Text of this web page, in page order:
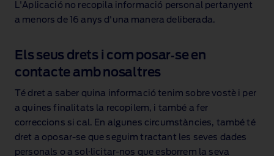
L'Aplicació no recopila informació personal pertanyent
a menors de 16 anys d'una manera deliberada.
Els seus drets i com posar‑se en
contacte amb nosaltres
Té dret a saber quina informació tenim sobre vostè i per
a quines finalitats la recopilem, i també a fer
correccions si cal. En algunes circumstàncies, també té
dret a oposar‑se que seguim tractant les seves dades
personals o a sol·licitar‑nos que esborrem la seva